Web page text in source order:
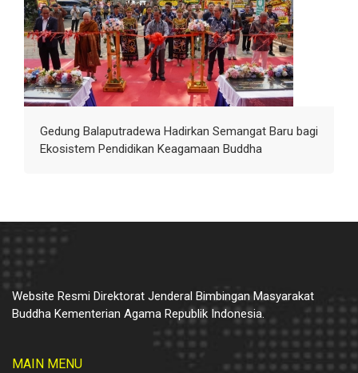
Gedung Balaputradewa Hadirkan Semangat Baru bagi
Ekosistem Pendidikan Keagamaan Buddha
Website Resmi Direktorat Jenderal Bimbingan Masyarakat
Buddha Kementerian Agama Republik Indonesia.
MAIN MENU